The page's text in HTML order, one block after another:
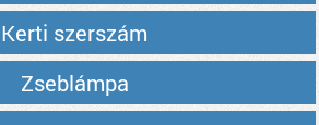
Kerti szerszám
Zseblámpa